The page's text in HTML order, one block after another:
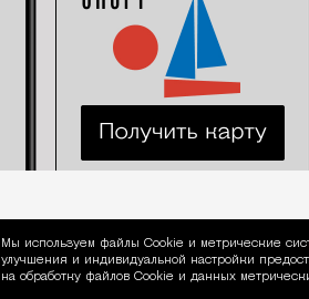
Уведомление об
Мы используем файлы Сookie и метрические
улучшения и индивидуальной настройки
на обработку файлов Cookie и данных